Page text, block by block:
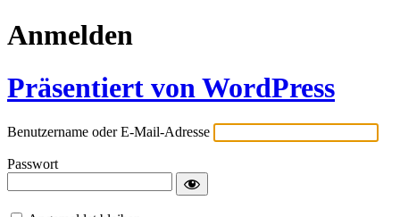
Anmelden
Präsentiert von WordPress
Benutzername oder E-Mail-Adresse
Passwort